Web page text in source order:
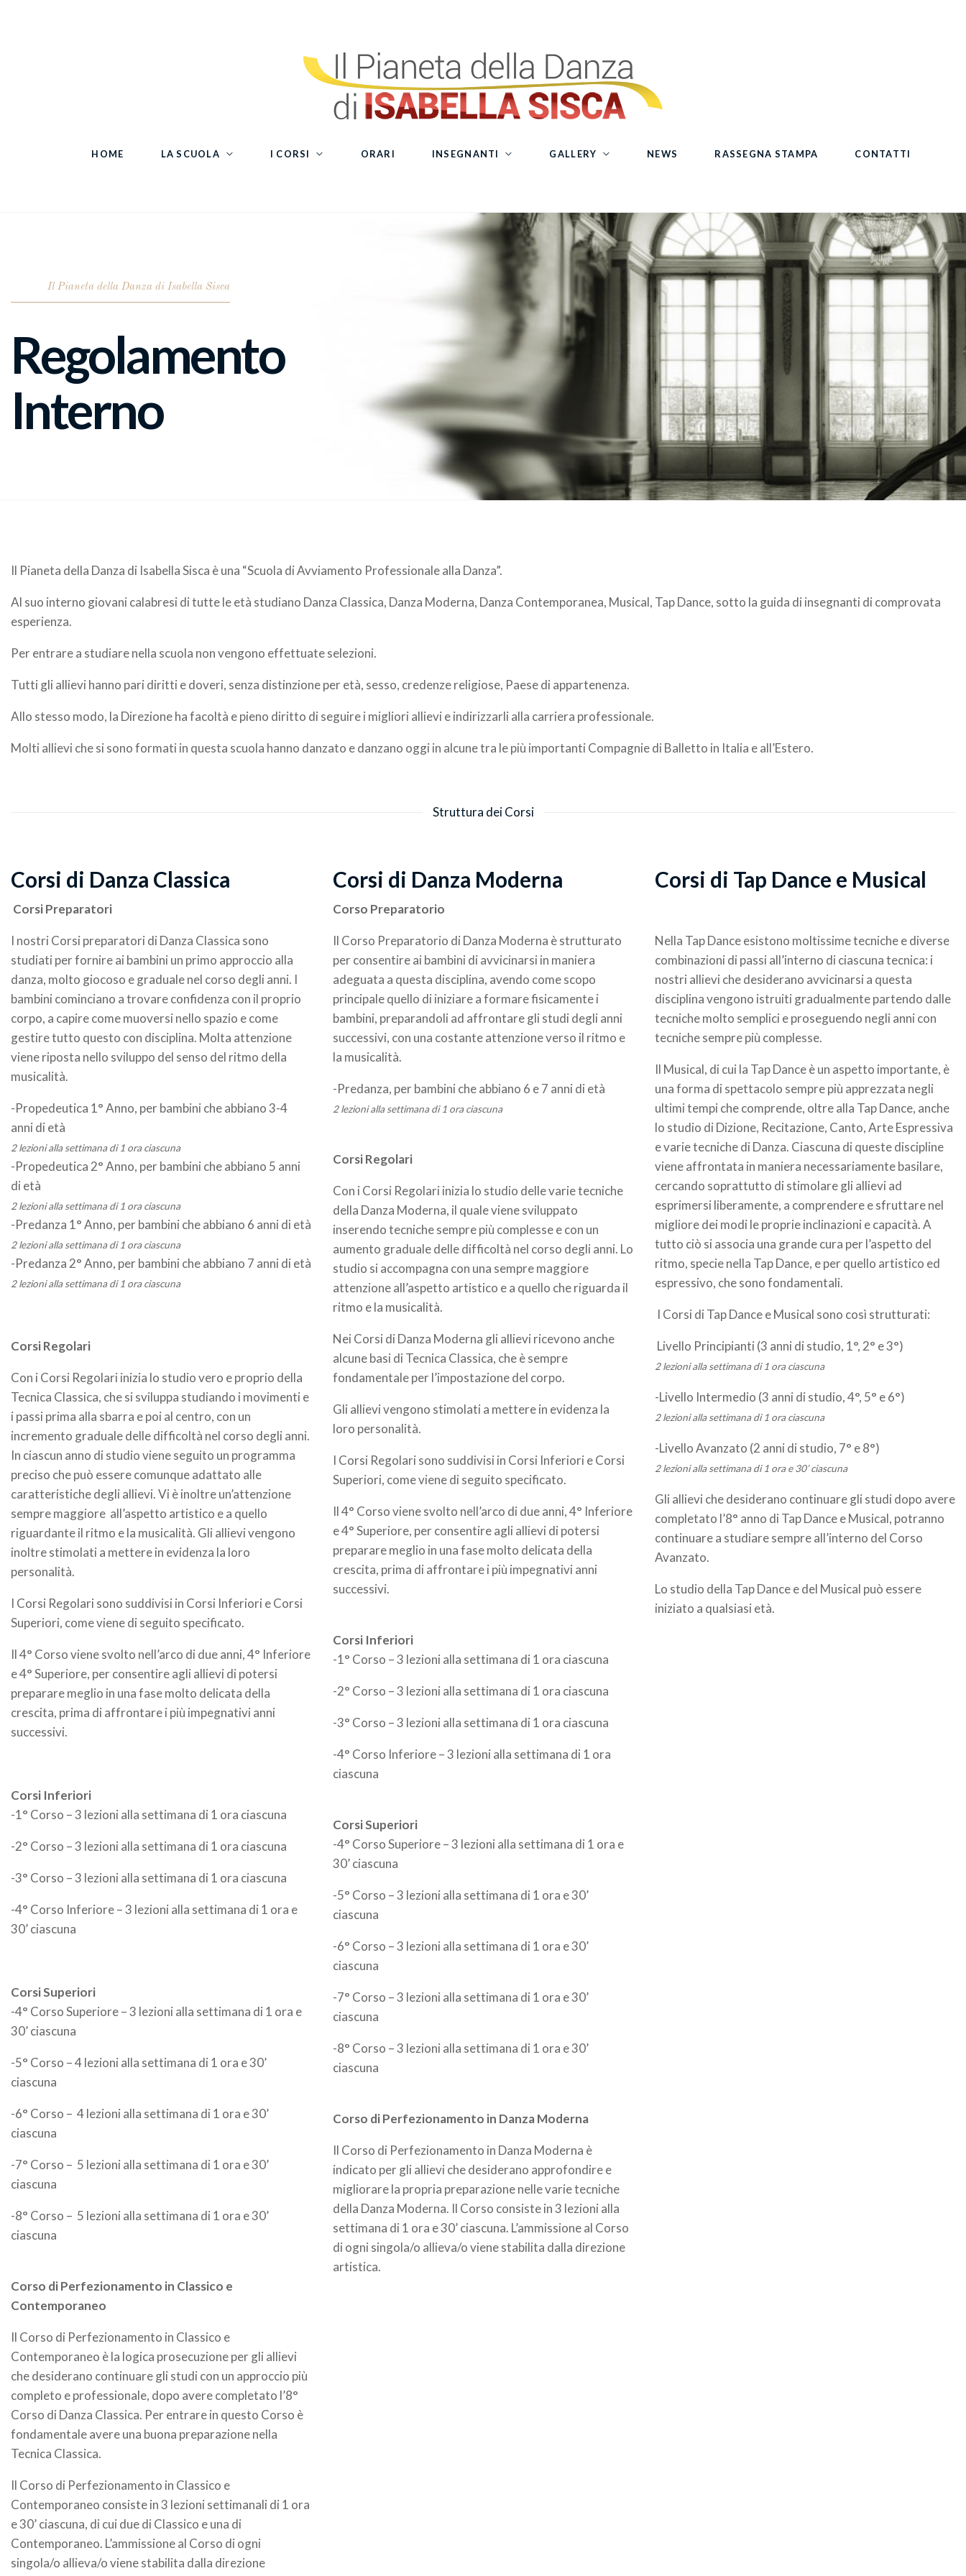
HOME LA SCUOLA I CORSI ORARI INSEGNANTI GALLERY NEWS RASSEGNA STAMPA CONTATTI
Il Pianeta della Danza di Isabella Sisca
Regolamento
Interno
Il Pianeta della Danza di Isabella Sisca è una “Scuola di Avviamento Professionale alla Danza”.
Al suo interno giovani calabresi di tutte le età studiano Danza Classica, Danza Moderna, Danza Contemporanea, Musical, Tap Dance, sotto la guida di insegnanti di comprovata
esperienza.
Per entrare a studiare nella scuola non vengono effettuate selezioni.
Tutti gli allievi hanno pari diritti e doveri, senza distinzione per età, sesso, credenze religiose, Paese di appartenenza.
Allo stesso modo, la Direzione ha facoltà e pieno diritto di seguire i migliori allievi e indirizzarli alla carriera professionale.
Molti allievi che si sono formati in questa scuola hanno danzato e danzano oggi in alcune tra le più importanti Compagnie di Balletto in Italia e all’Estero.
Struttura dei Corsi
Corsi di Danza Classica
Corsi Preparatori
I nostri Corsi preparatori di Danza Classica sono
studiati per fornire ai bambini un primo approccio alla
danza, molto giocoso e graduale nel corso degli anni. I
bambini cominciano a trovare confidenza con il proprio
corpo, a capire come muoversi nello spazio e come
gestire tutto questo con disciplina. Molta attenzione
viene riposta nello sviluppo del senso del ritmo della
musicalità.
-Propedeutica 1° Anno, per bambini che abbiano 3-4
anni di età
2 lezioni alla settimana di 1 ora ciascuna
-Propedeutica 2° Anno, per bambini che abbiano 5 anni
di età
2 lezioni alla settimana di 1 ora ciascuna
-Predanza 1° Anno, per bambini che abbiano 6 anni di età
2 lezioni alla settimana di 1 ora ciascuna
-Predanza 2° Anno, per bambini che abbiano 7 anni di età
2 lezioni alla settimana di 1 ora ciascuna
Corsi Regolari
Con i Corsi Regolari inizia lo studio vero e proprio della
Tecnica Classica, che si sviluppa studiando i movimenti e
i passi prima alla sbarra e poi al centro, con un
incremento graduale delle difficoltà nel corso degli anni.
In ciascun anno di studio viene seguito un programma
preciso che può essere comunque adattato alle
caratteristiche degli allievi. Vi è inoltre un’attenzione
sempre maggiore all’aspetto artistico e a quello
riguardante il ritmo e la musicalità. Gli allievi vengono
inoltre stimolati a mettere in evidenza la loro
personalità.
I Corsi Regolari sono suddivisi in Corsi Inferiori e Corsi
Superiori, come viene di seguito specificato.
Il 4° Corso viene svolto nell’arco di due anni, 4° Inferiore
e 4° Superiore, per consentire agli allievi di potersi
preparare meglio in una fase molto delicata della
crescita, prima di affrontare i più impegnativi anni
successivi.
Corsi Inferiori
-1° Corso – 3 lezioni alla settimana di 1 ora ciascuna
-2° Corso – 3 lezioni alla settimana di 1 ora ciascuna
-3° Corso – 3 lezioni alla settimana di 1 ora ciascuna
-4° Corso Inferiore – 3 lezioni alla settimana di 1 ora e
30’ ciascuna
Corsi Superiori
-4° Corso Superiore – 3 lezioni alla settimana di 1 ora e
30’ ciascuna
-5° Corso – 4 lezioni alla settimana di 1 ora e 30’
ciascuna
-6° Corso – 4 lezioni alla settimana di 1 ora e 30’
ciascuna
-7° Corso – 5 lezioni alla settimana di 1 ora e 30’
ciascuna
-8° Corso – 5 lezioni alla settimana di 1 ora e 30’
ciascuna
Corso di Perfezionamento in Classico e
Contemporaneo
Il Corso di Perfezionamento in Classico e
Contemporaneo è la logica prosecuzione per gli allievi
che desiderano continuare gli studi con un approccio più
completo e professionale, dopo avere completato l’8°
Corso di Danza Classica. Per entrare in questo Corso è
fondamentale avere una buona preparazione nella
Tecnica Classica.
Il Corso di Perfezionamento in Classico e
Contemporaneo consiste in 3 lezioni settimanali di 1 ora
e 30’ ciascuna, di cui due di Classico e una di
Contemporaneo. L’ammissione al Corso di ogni
singola/o allieva/o viene stabilita dalla direzione
Corsi di Danza Moderna
Corso Preparatorio
Il Corso Preparatorio di Danza Moderna è strutturato
per consentire ai bambini di avvicinarsi in maniera
adeguata a questa disciplina, avendo come scopo
principale quello di iniziare a formare fisicamente i
bambini, preparandoli ad affrontare gli studi degli anni
successivi, con una costante attenzione verso il ritmo e
la musicalità.
-Predanza, per bambini che abbiano 6 e 7 anni di età
2 lezioni alla settimana di 1 ora ciascuna
Corsi Regolari
Con i Corsi Regolari inizia lo studio delle varie tecniche
della Danza Moderna, il quale viene sviluppato
inserendo tecniche sempre più complesse e con un
aumento graduale delle difficoltà nel corso degli anni. Lo
studio si accompagna con una sempre maggiore
attenzione all’aspetto artistico e a quello che riguarda il
ritmo e la musicalità.
Nei Corsi di Danza Moderna gli allievi ricevono anche
alcune basi di Tecnica Classica, che è sempre
fondamentale per l’impostazione del corpo.
Gli allievi vengono stimolati a mettere in evidenza la
loro personalità.
I Corsi Regolari sono suddivisi in Corsi Inferiori e Corsi
Superiori, come viene di seguito specificato.
Il 4° Corso viene svolto nell’arco di due anni, 4° Inferiore
e 4° Superiore, per consentire agli allievi di potersi
preparare meglio in una fase molto delicata della
crescita, prima di affrontare i più impegnativi anni
successivi.
Corsi Inferiori
-1° Corso – 3 lezioni alla settimana di 1 ora ciascuna
-2° Corso – 3 lezioni alla settimana di 1 ora ciascuna
-3° Corso – 3 lezioni alla settimana di 1 ora ciascuna
-4° Corso Inferiore – 3 lezioni alla settimana di 1 ora
ciascuna
Corsi Superiori
-4° Corso Superiore – 3 lezioni alla settimana di 1 ora e
30’ ciascuna
-5° Corso – 3 lezioni alla settimana di 1 ora e 30’
ciascuna
-6° Corso – 3 lezioni alla settimana di 1 ora e 30’
ciascuna
-7° Corso – 3 lezioni alla settimana di 1 ora e 30’
ciascuna
-8° Corso – 3 lezioni alla settimana di 1 ora e 30’
ciascuna
Corso di Perfezionamento in Danza Moderna
Il Corso di Perfezionamento in Danza Moderna è
indicato per gli allievi che desiderano approfondire e
migliorare la propria preparazione nelle varie tecniche
della Danza Moderna. Il Corso consiste in 3 lezioni alla
settimana di 1 ora e 30’ ciascuna. L’ammissione al Corso
di ogni singola/o allieva/o viene stabilita dalla direzione
artistica.
Corsi di Tap Dance e Musical
Nella Tap Dance esistono moltissime tecniche e diverse
combinazioni di passi all’interno di ciascuna tecnica: i
nostri allievi che desiderano avvicinarsi a questa
disciplina vengono istruiti gradualmente partendo dalle
tecniche molto semplici e proseguendo negli anni con
tecniche sempre più complesse.
Il Musical, di cui la Tap Dance è un aspetto importante, è
una forma di spettacolo sempre più apprezzata negli
ultimi tempi che comprende, oltre alla Tap Dance, anche
lo studio di Dizione, Recitazione, Canto, Arte Espressiva
e varie tecniche di Danza. Ciascuna di queste discipline
viene affrontata in maniera necessariamente basilare,
cercando soprattutto di stimolare gli allievi ad
esprimersi liberamente, a comprendere e sfruttare nel
migliore dei modi le proprie inclinazioni e capacità. A
tutto ciò si associa una grande cura per l’aspetto del
ritmo, specie nella Tap Dance, e per quello artistico ed
espressivo, che sono fondamentali.
I Corsi di Tap Dance e Musical sono così strutturati:
Livello Principianti (3 anni di studio, 1°, 2° e 3°)
2 lezioni alla settimana di 1 ora ciascuna
-Livello Intermedio (3 anni di studio, 4°, 5° e 6°)
2 lezioni alla settimana di 1 ora ciascuna
-Livello Avanzato (2 anni di studio, 7° e 8°)
2 lezioni alla settimana di 1 ora e 30’ ciascuna
Gli allievi che desiderano continuare gli studi dopo avere
completato l’8° anno di Tap Dance e Musical, potranno
continuare a studiare sempre all’interno del Corso
Avanzato.
Lo studio della Tap Dance e del Musical può essere
iniziato a qualsiasi età.